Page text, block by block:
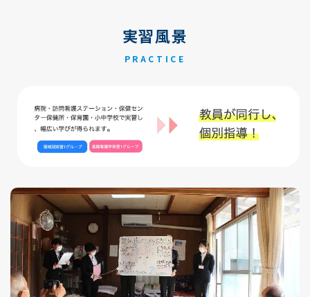
実習風景
PRACTICE